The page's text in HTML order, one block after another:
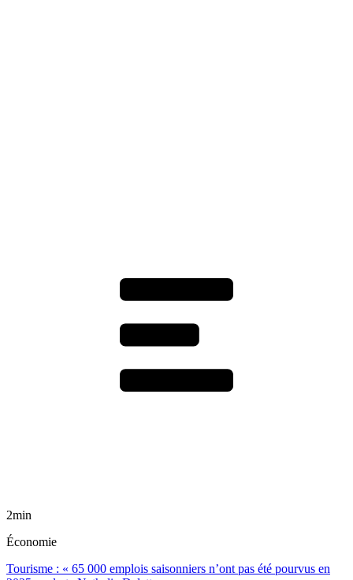
2min
Économie
Tourisme : « 65 000 emplois saisonniers n’ont pas été pourvus en